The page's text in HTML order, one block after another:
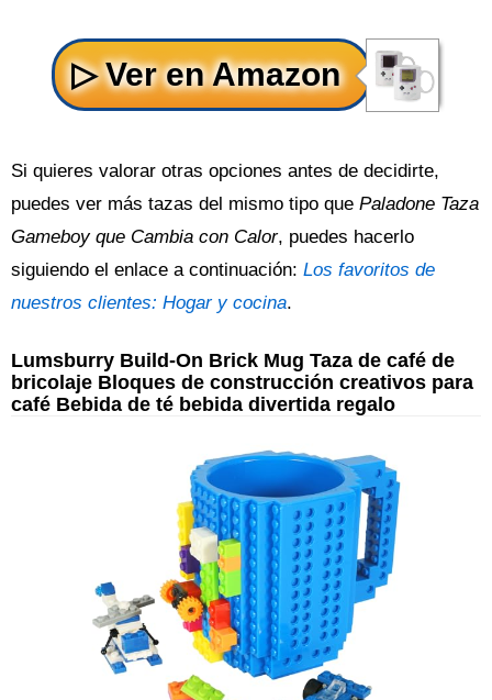
Si quieres valorar otras opciones antes de decidirte,
puedes ver más tazas del mismo tipo que Paladone Taza
Gameboy que Cambia con Calor, puedes hacerlo
siguiendo el enlace a continuación: Los favoritos de
nuestros clientes: Hogar y cocina.
Lumsburry Build-On Brick Mug Taza de café de
bricolaje Bloques de construcción creativos para
café Bebida de té bebida divertida regalo